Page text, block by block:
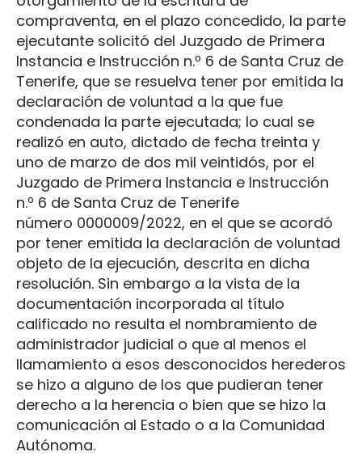
compraventa, en el plazo concedido, la parte
ejecutante solicitó del Juzgado de Primera
Instancia e Instrucción n.º 6 de Santa Cruz de
Tenerife, que se resuelva tener por emitida la
declaración de voluntad a la que fue
condenada la parte ejecutada; lo cual se
realizó en auto, dictado de fecha treinta y
uno de marzo de dos mil veintidós, por el
Juzgado de Primera Instancia e Instrucción
n.º 6 de Santa Cruz de Tenerife
número 0000009/2022, en el que se acordó
por tener emitida la declaración de voluntad
objeto de la ejecución, descrita en dicha
resolución. Sin embargo a la vista de la
documentación incorporada al título
calificado no resulta el nombramiento de
administrador judicial o que al menos el
llamamiento a esos desconocidos herederos
se hizo a alguno de los que pudieran tener
derecho a la herencia o bien que se hizo la
comunicación al Estado o a la Comunidad
Autónoma.